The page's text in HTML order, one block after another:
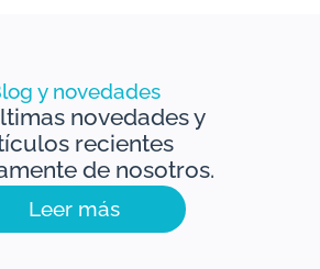
y novedades
novedades y
recientes
de nosotros.
Leer más